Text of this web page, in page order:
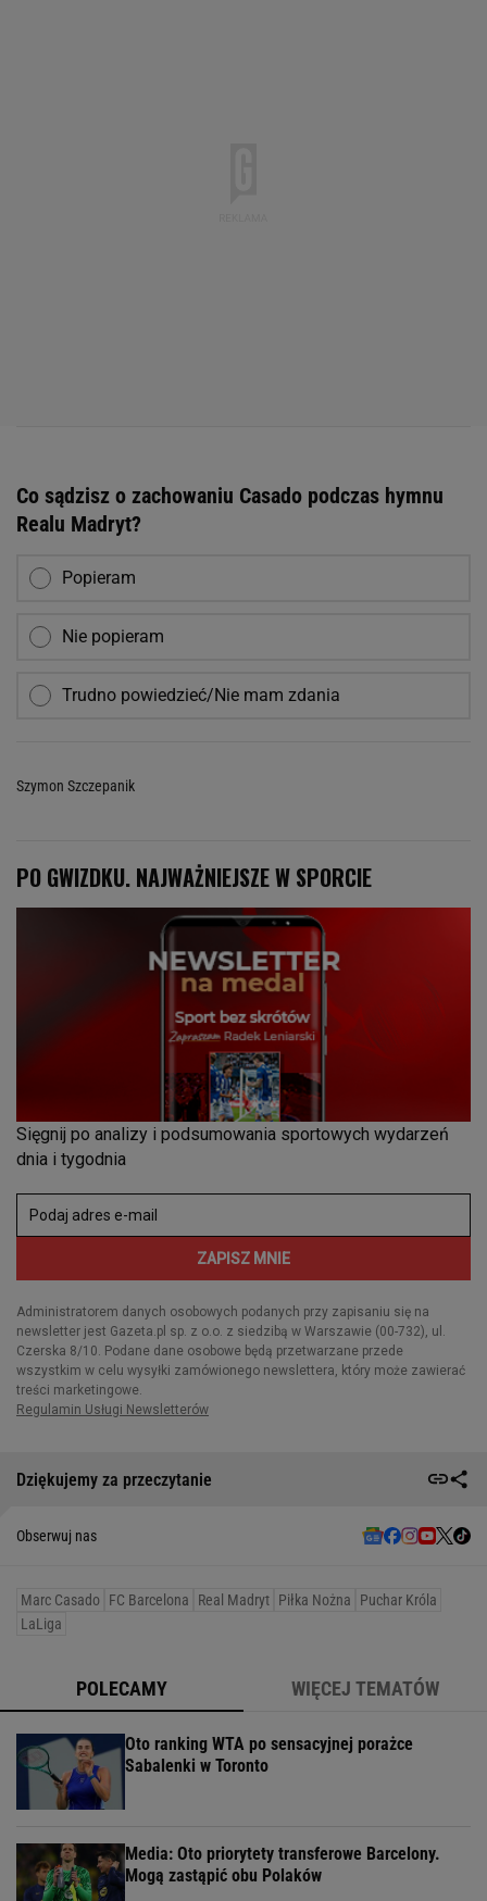
Co sądzisz o zachowaniu Casado podczas hymnu
Realu Madryt?
Popieram
Nie popieram
Trudno powiedzieć/Nie mam zdania
Szymon Szczepanik
Dziękujemy za przeczytanie
Obserwuj nas
Marc Casado FC Barcelona Real Madryt Piłka Nożna
Puchar Króla
LaLiga
POLECAMY WIĘCEJ TEMATÓW
Oto ranking WTA po sensacyjnej porażce
Sabalenki w Toronto
Media: Oto priorytety transferowe Barcelony.
Mogą zastąpić obu Polaków